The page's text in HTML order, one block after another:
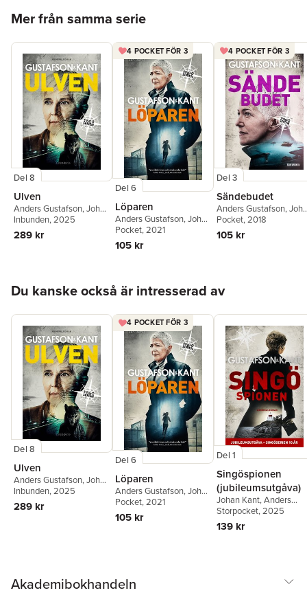
Mer från samma serie
Del 8
Ulven
Anders Gustafson,Johan
Kant
Inbunden, 2025
289 kr
4 POCKET FÖR 3
Del 6
Löparen
Anders Gustafson,Johan
Kant,Gustafson & Kant
Pocket, 2021
105 kr
4 POCKET FÖR 3
Del 3
Sändebudet
Anders Gustafson,
Kant,Gustafson & Kant
Pocket, 2018
105 kr
Du kanske också är intresserad av
Del 8
Ulven
Anders Gustafson,Johan
Kant
Inbunden, 2025
289 kr
4 POCKET FÖR 3
Del 6
Löparen
Anders Gustafson,Johan
Kant,Gustafson & Kant
Pocket, 2021
105 kr
Del 1
Singöspionen
(jubileumsutgåva)
Johan Kant,Anders
Gustafson
Storpocket, 2025
139 kr
Akademibokhandeln